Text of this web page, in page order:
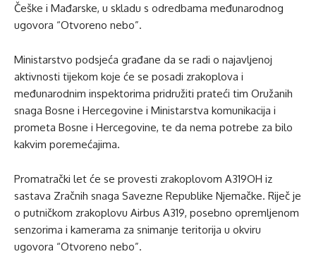
Češke i Mađarske, u skladu s odredbama međunarodnog
ugovora “Otvoreno nebo”.
Ministarstvo podsjeća građane da se radi o najavljenoj
aktivnosti tijekom koje će se posadi zrakoplova i
međunarodnim inspektorima pridružiti prateći tim Oružanih
snaga Bosne i Hercegovine i Ministarstva komunikacija i
prometa Bosne i Hercegovine, te da nema potrebe za bilo
kakvim poremećajima.
Promatrački let će se provesti zrakoplovom A319OH iz
sastava Zračnih snaga Savezne Republike Njemačke. Riječ je
o putničkom zrakoplovu Airbus A319, posebno opremljenom
senzorima i kamerama za snimanje teritorija u okviru
ugovora “Otvoreno nebo”.